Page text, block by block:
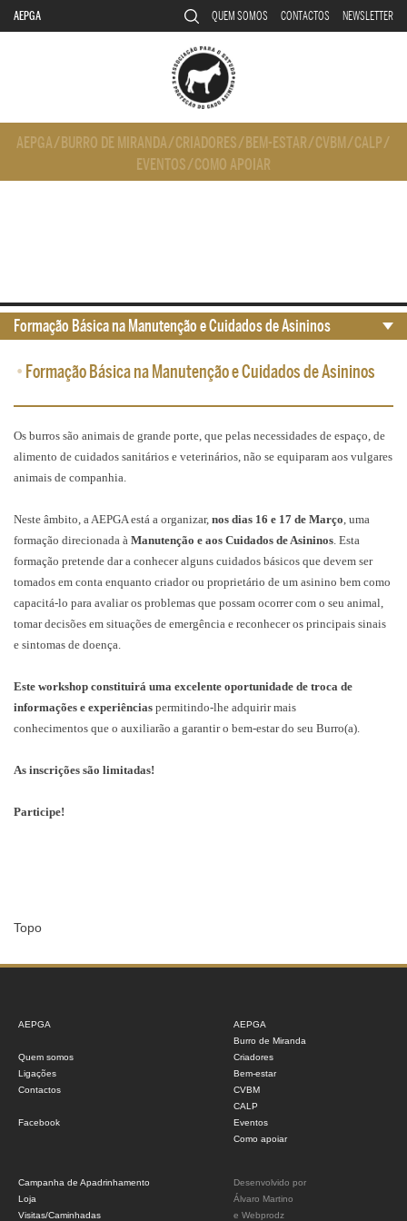
AEPGA QUEM SOMOS CONTACTOS NEWSLETTER
AEPGA/ BURRO DE MIRANDA/CRIADORES/ BEM-ESTAR/CVBM/CALP/
EVENTOS/COMO APOIAR
• Formação Básica na Manutenção e Cuidados de Asininos
Os burros são animais de grande porte, que pelas necessidades de espaço, de
alimento de cuidados sanitários e veterinários, não se equiparam aos vulgares
animais de companhia.
Neste âmbito, a AEPGA está a organizar, nos dias 16 e 17 de Março, uma
formação direcionada à Manutenção e aos Cuidados de Asininos. Esta
formação pretende dar a conhecer alguns cuidados básicos que devem ser
tomados em conta enquanto criador ou proprietário de um asinino bem como
capacitá-lo para avaliar os problemas que possam ocorrer com o seu animal,
tomar decisões em situações de emergência e reconhecer os principais sinais
e sintomas de doença.
Este workshop constituirá uma excelente oportunidade de troca de
informações e experiências permitindo-lhe adquirir mais
conhecimentos que o auxiliarão a garantir o bem-estar do seu Burro(a).
As inscrições são limitadas!
Participe!
Topo
Formação Básica na Manutenção e Cuidados de Asininos
AEPGA
Quem somos
Ligações
Contactos
Facebook
AEPGA
Burro de Miranda
Criadores
Bem-estar
CVBM
CALP
Eventos
Como apoiar
Campanha de Apadrinhamento
Loja
Visitas/Caminhadas
Desenvolvido por
Álvaro Martino
e Webprodz